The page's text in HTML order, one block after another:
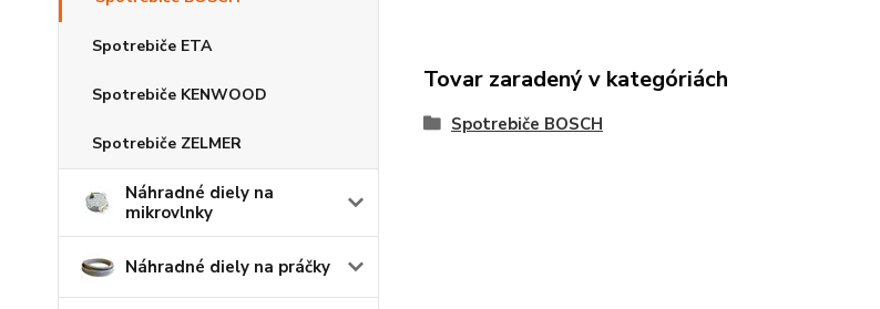
Spotrebiče ETA
Spotrebiče KENWOOD
Spotrebiče ZELMER
Náhradné diely na
mikrovlnky
Náhradné diely na práčky
Tovar zaradený v kategóriách
Spotrebiče BOSCH